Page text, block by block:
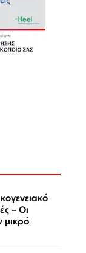
– Οι
μικρό